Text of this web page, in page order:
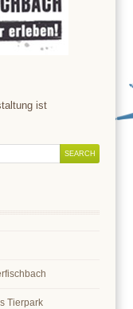
ist
Tierpark